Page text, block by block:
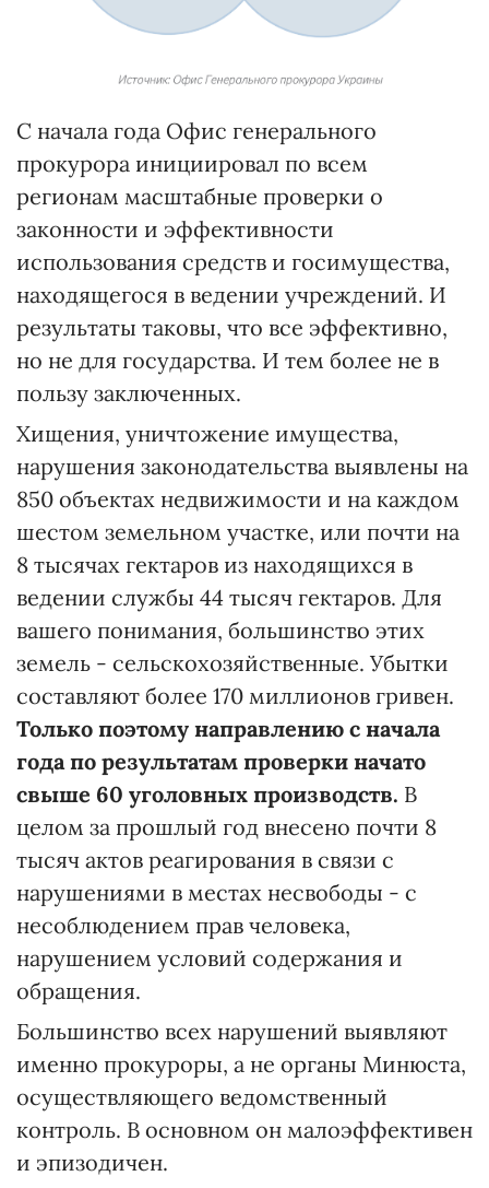
С начала года Офис генерального
прокурора инициировал по всем
регионам масштабные проверки о
законности и эффективности
использования средств и госимущества,
находящегося в ведении учреждений. И
результаты таковы, что все эффективно,
но не для государства. И тем более не в
пользу заключенных.
Хищения, уничтожение имущества,
нарушения законодательства выявлены на
850 объектах недвижимости и на каждом
шестом земельном участке, или почти на
8 тысячах гектаров из находящихся в
ведении службы 44 тысяч гектаров. Для
вашего понимания, большинство этих
земель - сельскохозяйственные. Убытки
составляют более 170 миллионов гривен.
Только поэтому направлению с начала
года по результатам проверки начато
свыше 60 уголовных производств. В
целом за прошлый год внесено почти 8
тысяч актов реагирования в связи с
нарушениями в местах несвободы - с
несоблюдением прав человека,
нарушением условий содержания и
обращения.
Большинство всех нарушений выявляют
именно прокуроры, а не органы Минюста,
осуществляющего ведомственный
контроль. В основном он малоэффективен
и эпизодичен.